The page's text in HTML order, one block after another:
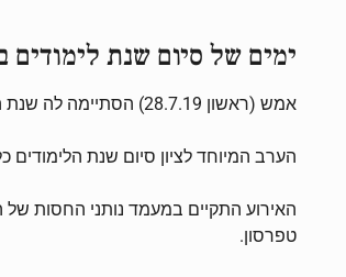
ימים של סיום שנת
אמש (ראשון 28.7.19) הסתיימה לה שנת הלימודים של תלמידי שנה א', שנה של עבודה קשה ומייגעת, ימים ולילות של עשייה ויצירה ללא גבולות בבית הספר למשחק
הערב המיוחד לציון סיום שנת הלימודים
האירוע התקיים במעמד נותני החסות של
טפרסון.